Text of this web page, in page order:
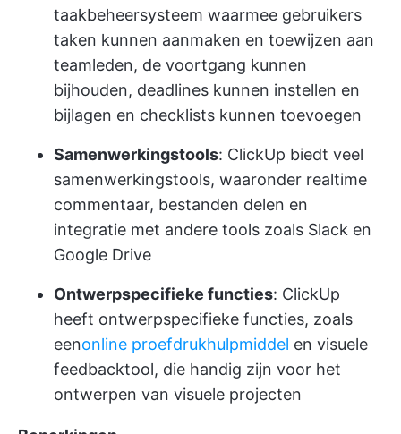
taakbeheersysteem waarmee gebruikers
taken kunnen aanmaken en toewijzen aan
teamleden, de voortgang kunnen
bijhouden, deadlines kunnen instellen en
bijlagen en checklists kunnen toevoegen
Samenwerkingstools: ClickUp biedt veel
samenwerkingstools, waaronder realtime
commentaar, bestanden delen en
integratie met andere tools zoals Slack en
Google Drive
Ontwerpspecifieke functies: ClickUp
heeft ontwerpspecifieke functies, zoals
eenonline proefdrukhulpmiddel en visuele
feedbacktool, die handig zijn voor het
ontwerpen van visuele projecten